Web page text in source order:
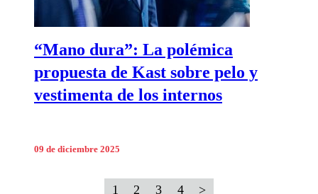
“Mano dura”: La polémica
propuesta de Kast sobre pelo y
vestimenta de los internos
09 de diciembre 2025
1 2 3 4 >